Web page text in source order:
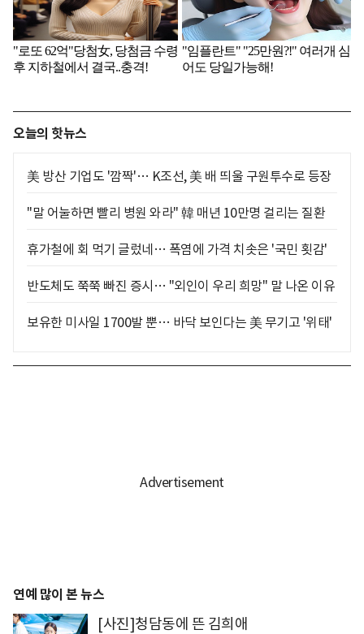
오늘의 핫뉴스
美 방산 기업도 '깜짝'… K조선, 美 배 띄울 구원투수로 등장
"말 어눌하면 빨리 병원 와라" 韓 매년 10만명 걸리는 질환
휴가철에 회 먹기 글렀네… 폭염에 가격 치솟은 '국민 횟감'
반도체도 쭉쭉 빠진 증시… "외인이 우리 희망" 말 나온 이유
보유한 미사일 1700발 뿐… 바닥 보인다는 美 무기고 '위태'
연예 많이 본 뉴스
[사진]청담동에 뜬 김희애